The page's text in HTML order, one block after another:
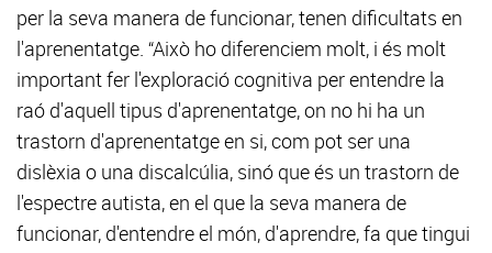
per la seva manera de funcionar, tenen dificultats en
l'aprenentatge. “Això ho diferenciem molt, i és molt
important fer l'exploració cognitiva per entendre la
raó d'aquell tipus d'aprenentatge, on no hi ha un
trastorn d'aprenentatge en si, com pot ser una
dislèxia o una discalcúlia, sinó que és un trastorn de
l'espectre autista, en el que la seva manera de
funcionar, d'entendre el món, d'aprendre, fa que tingui